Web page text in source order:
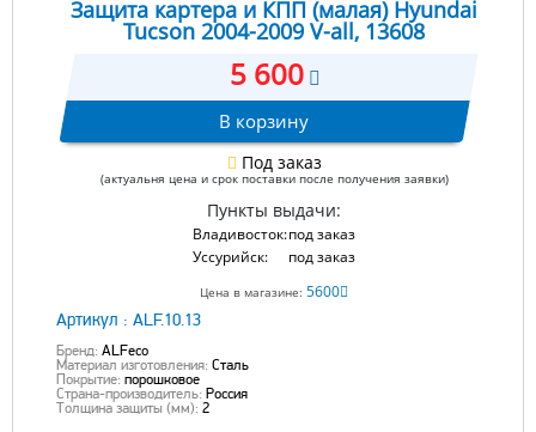
Защита картера и КПП (малая) Hyundai
Tucson 2004-2009 V-all, 13608
5 600
В корзину
Под заказ
(актуальня цена и срок поставки после получения заявки)
Пункты выдачи:
Владивосток:под заказ
Уссурийск:
под заказ
Цена в магазине: 5600
Артикул : ALF.10.13
Бренд: ALFeco
Материал изготовления: Сталь
Покрытие: порошковое
Страна-производитель: Россия
Толщина защиты (мм): 2